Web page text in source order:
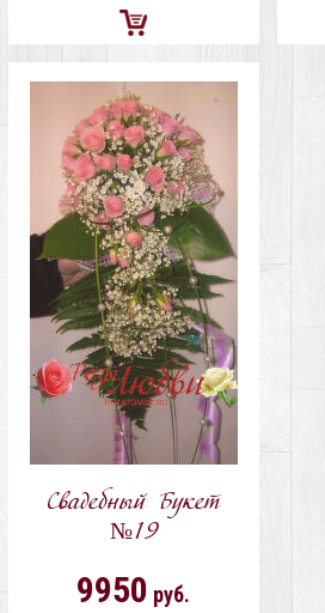
Добавить
в
корзину
Свадебный Букет
№19
9950 руб.